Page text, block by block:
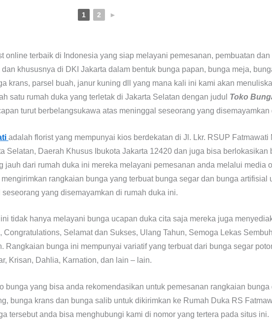
1 2 ►
online terbaik di Indonesia yang siap melayani pemesanan, pembuatan
khususnya di DKI Jakarta dalam bentuk bunga papan, bunga meja,
krans, parsel buah, janur kuning dll yang mana kali ini kami akan
satu rumah duka yang terletak di Jakarta Selatan dengan judul Toko
turut berbelangsukawa atas meninggal seseorang yang disemayamkan
adalah florist yang mempunyai kios berdekatan di Jl. Lkr. RSUP Fatmawati
Selatan, Daerah Khusus Ibukota Jakarta 12420 dan juga bisa berlokasikan
jauh dari rumah duka ini mereka melayani pemesanan anda melalui media
rangkaian bunga yang terbuat bunga segar dan bunga artifisial
yang disemayamkan di rumah duka ini.
tidak hanya melayani bunga ucapan duka cita saja mereka juga
Selamat dan Sukses, Ulang Tahun, Semoga Lekas
Rangkaian bunga ini mempunyai variatif yang terbuat dari bunga segar
Krisan, Dahlia, Karnation, dan lain – lain.
bunga yang bisa anda rekomendasikan untuk pemesanan rangkaian bunga
bunga krans dan bunga salib untuk dikirimkan ke Rumah Duka RS
tersebut anda bisa menghubungi kami di nomor yang tertera pada situs ini.